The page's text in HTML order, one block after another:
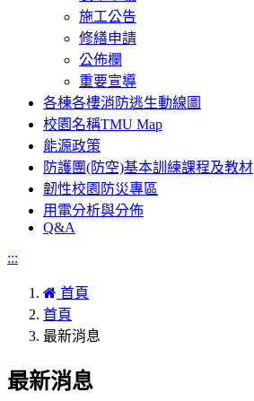
施工公告
修繕申請
公佈欄
重要宣導
各棟各樓消防逃生動線圖
校園名稱TMU Map
能源政策
防護團(防空)基本訓練課程及教材
韌性校園防災專區
用電分析與分佈
Q&A
:::
首頁
首頁
最新消息
最新消息